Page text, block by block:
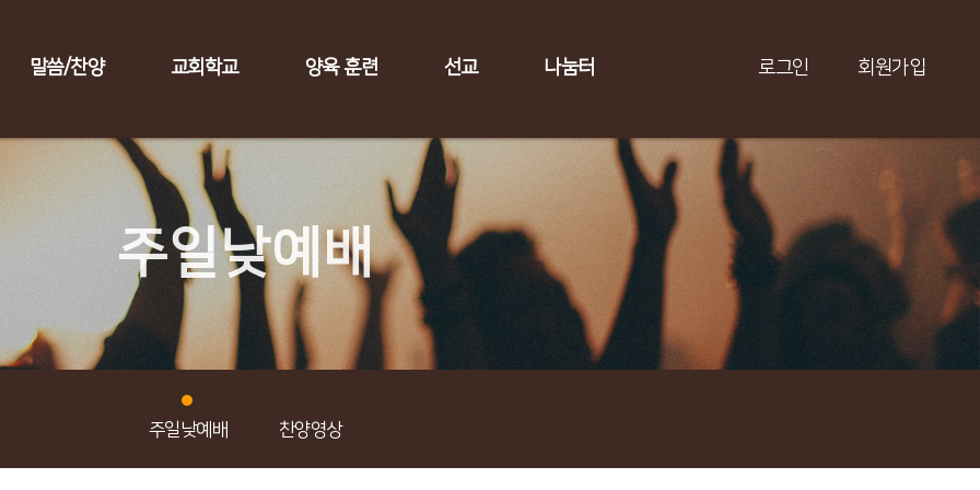
말씀/찬양 교회학교 양육 훈련 선교 나눔터 로그인 회원가입
주일낮예배
주일낮예배 찬양영상